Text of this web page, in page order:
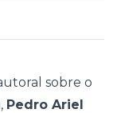
sobre o
Pedro Ariel